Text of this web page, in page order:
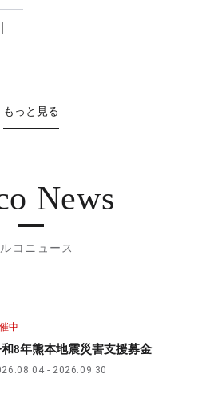
もっと見る
News
コニュース
中
8年熊本地震災害支援募金
2026.09.30